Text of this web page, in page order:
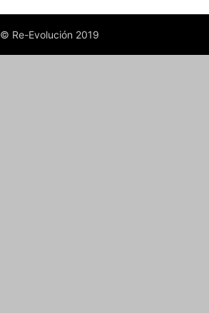
© Re-Evolución 2019